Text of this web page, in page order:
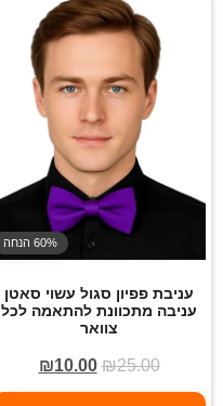
60% הנחה
עניבת פפיון סגול עשוי סאטן
עניבה מתכוונת להתאמה לכל
צוואר
₪25.00
₪10.00